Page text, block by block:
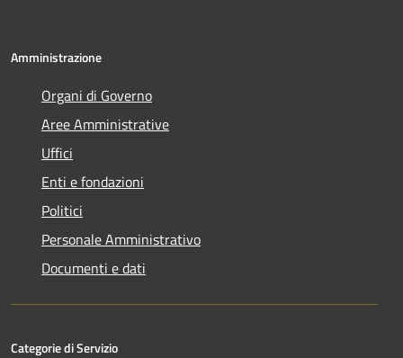
Amministrazione
Organi di Governo
Aree Amministrative
Uffici
Enti e fondazioni
Politici
Personale Amministrativo
Documenti e dati
Categorie di Servizio